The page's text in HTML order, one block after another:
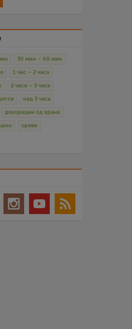
30 мин – 60 мин
1 час – 2 часа
2 часа – 3 часа
над 3 часа
декорации од храна
ореви